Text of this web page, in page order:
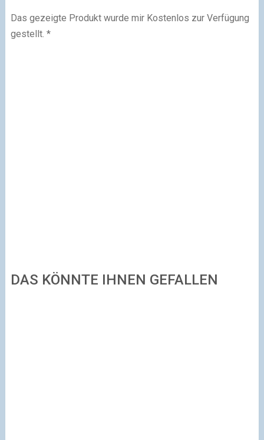
Das gezeigte Produkt wurde mir Kostenlos zur Verfügung
gestellt. *
DAS KÖNNTE IHNEN GEFALLEN